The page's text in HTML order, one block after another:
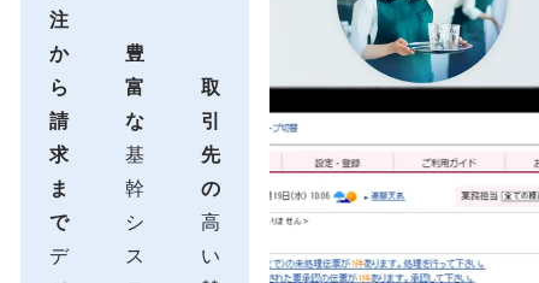
注
か
ら
請
求
ま
で
デ
豊
富
な
基
幹
シ
ス
取
引
先
の
高
い